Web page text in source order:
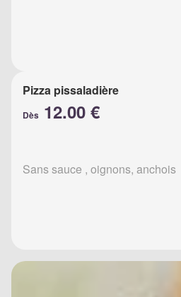
Pizza pissaladière
Dès 12.00 €
Sans sauce , oignons, anchois